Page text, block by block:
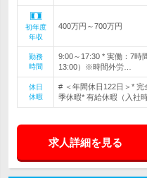
初年度
年収
400万円～700万円
勤務
時間
9:00～17:30 * 実働：7時
13:00）※時間外労…
休日
休暇
# ＜年間休日122日＞*
季休暇* 有給休暇（入社
求人詳細を見る